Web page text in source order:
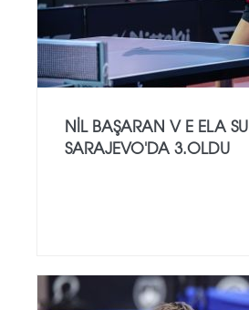
NİL BAŞARAN V E ELA SU
SARAJEVO'DA 3.OLDU